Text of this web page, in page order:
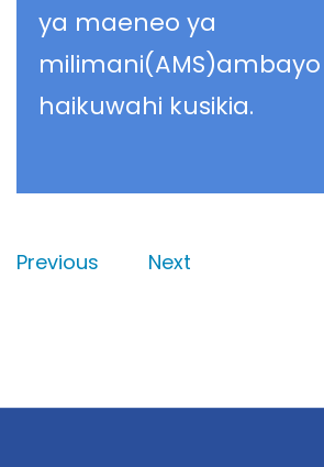
ya maeneo ya
haikuwahi kusikia.
Previous Next